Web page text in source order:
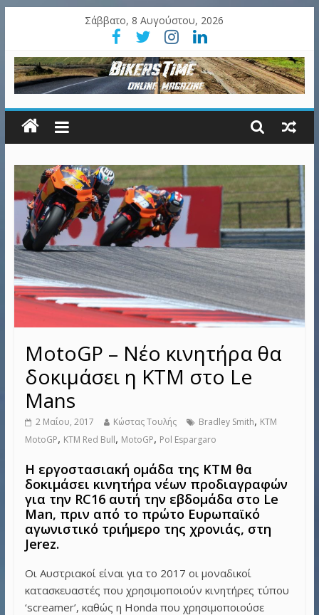
Σάββατο, 8 Αυγούστου, 2026
MotoGP – Νέο κινητήρα θα
δοκιμάσει η KTM στο Le
Mans
2 Μαΐου, 2017 Κώστας Τουλής Bradley Smith, KTM
MotoGP, KTM Red Bull, MotoGP, Pol Espargaro
Η εργοστασιακή ομάδα της KTM θα
δοκιμάσει κινητήρα νέων προδιαγραφών
για την RC16 αυτή την εβδομάδα στο Le
Man, πριν από το πρώτο Ευρωπαϊκό
αγωνιστικό τριήμερο της χρονιάς, στη
Jerez.
Οι Αυστριακοί είναι για το 2017 οι μοναδικοί
κατασκευαστές που χρησιμοποιούν κινητήρες τύπου
‘screamer’, καθώς η Honda που χρησιμοποιούσε